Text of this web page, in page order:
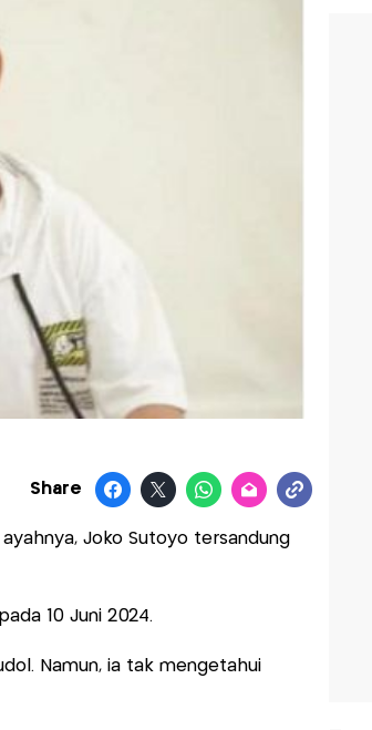
Share
Joko Sutoyo tersandung
10 Juni 2024.
Namun, ia tak mengetahui